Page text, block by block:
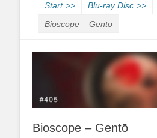
Start >> Blu-ray Disc >>
Bioscope – Gentō
Bioscope – Gentō